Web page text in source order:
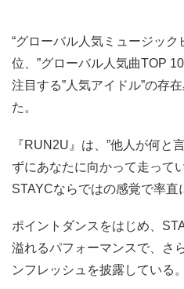
“グローバル人気ミュージック
位、”グローバル人気曲TOP
注目する”人気アイドル”の存
た。
『RUN2U』は、”他人が何と
ずにあなたに向かって走って
STAYCならではの感覚で率直
ポイントダンスをはじめ、
溢れるパフォーマンスで、さ
ンフレッシュを披露している。